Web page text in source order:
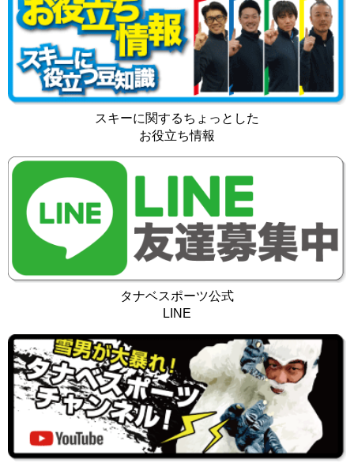
スキーに関するちょっとした
お役立ち情報
タナベスポーツ公式
LINE